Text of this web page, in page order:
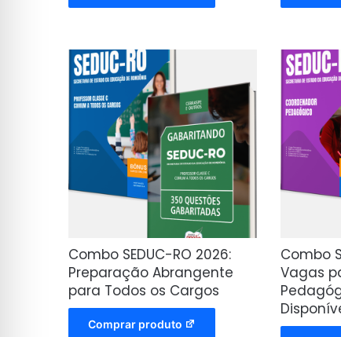
Combo SEDUC-RO 2026:
Preparação Abrangente
para Todos os Cargos
Comprar produto
Combo
Vagas